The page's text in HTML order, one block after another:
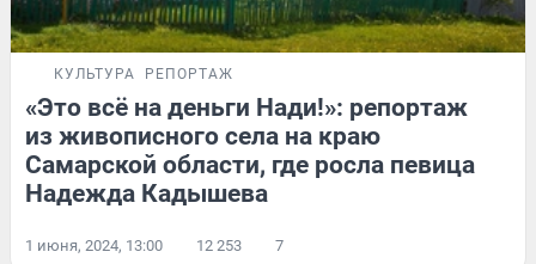
КУЛЬТУРА РЕПОРТАЖ
«Это всё на деньги Нади!»: репортаж
из живописного села на краю
Самарской области, где росла певица
Надежда Кадышева
1 июня, 2024, 13:00 12 253 7